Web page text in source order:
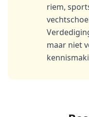
riem,
maar niet